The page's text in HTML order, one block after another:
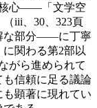
核心――「文学空
iii、30、323頁
な部分――に丁寧
関わる第2部以
がら進められて
信頼に足る議論
顕著に現れてい